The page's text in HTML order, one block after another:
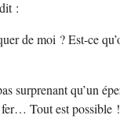
:
de moi ? Est-ce
surprenant qu’un
fer… Tout est possible !